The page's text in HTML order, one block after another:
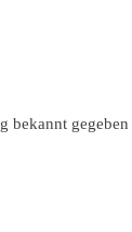
bekannt gegeben